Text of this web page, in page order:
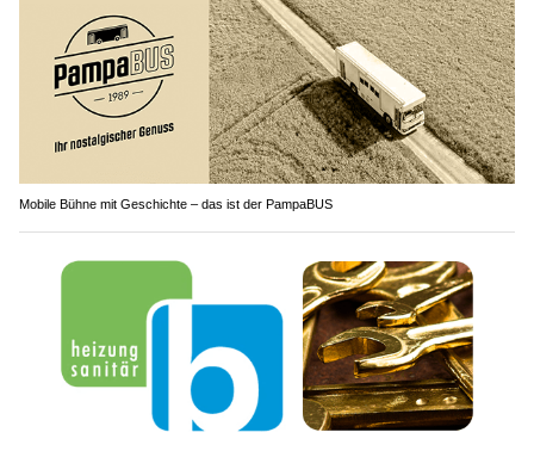
Mobile Bühne mit Geschichte – das ist der PampaBUS